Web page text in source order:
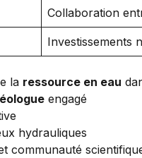
Collaboration
Investissements
la ressource en eau
engagé
hydrauliques
communauté